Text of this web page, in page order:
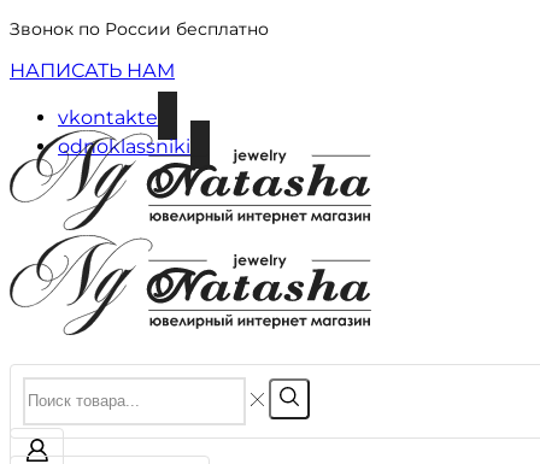
Звонок по России бесплатно
НАПИСАТЬ НАМ
vkontakte
odnoklassniki